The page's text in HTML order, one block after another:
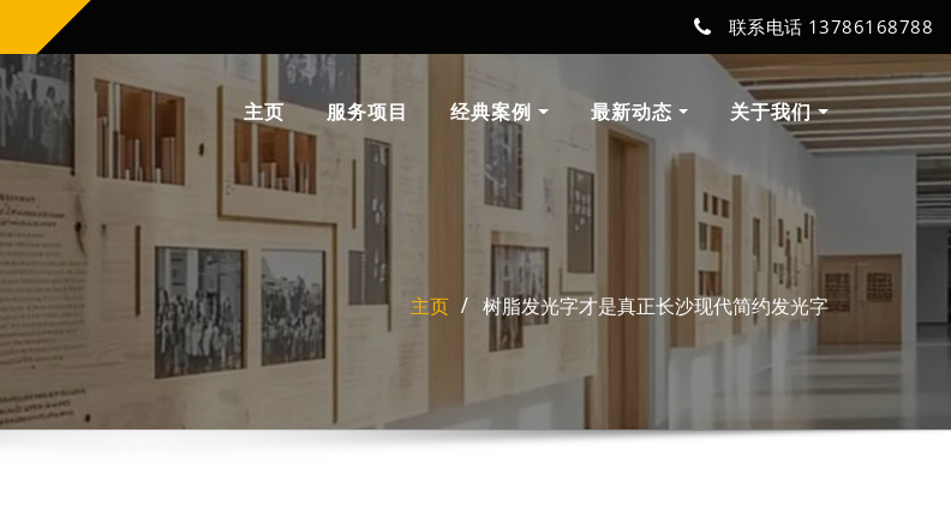
联系电话 13786168788
主页 服务项目 经典案例 最新动态 关于我们
主页 树脂发光字才是真正长沙现代简约发光字